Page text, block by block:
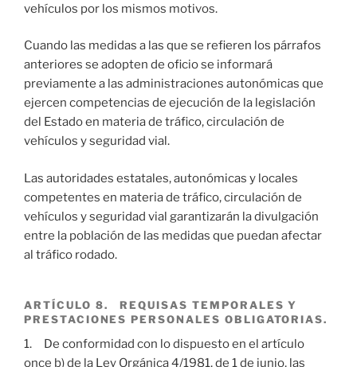
vehículos por los mismos motivos.
Cuando las medidas a las que se refieren los párrafos
anteriores se adopten de oficio se informará
previamente a las administraciones autonómicas que
ejercen competencias de ejecución de la legislación
del Estado en materia de tráfico, circulación de
vehículos y seguridad vial.
Las autoridades estatales, autonómicas y locales
competentes en materia de tráfico, circulación de
vehículos y seguridad vial garantizarán la divulgación
entre la población de las medidas que puedan afectar
al tráfico rodado.
ARTÍCULO 8. REQUISAS TEMPORALES Y
PRESTACIONES PERSONALES OBLIGATORIAS.
1. De conformidad con lo dispuesto en el artículo
once b) de la Ley Orgánica 4/1981, de 1 de junio, las